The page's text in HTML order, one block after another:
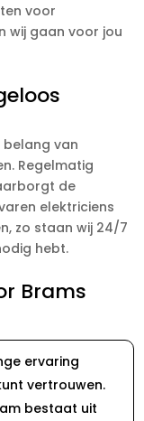
voor
wij gaan voor jou
belang van
Regelmatig
de
elektriciens
zo staan wij 24/7
hebt.
Brams
ervaring
vertrouwen.
bestaat uit